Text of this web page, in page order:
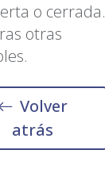
o cerrada.
otras
Volver
atrás